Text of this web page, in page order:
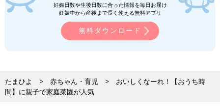
妊娠日数や生後日数に合った情報を毎日お届け
妊娠中から産後まで長く使える無料アプリ
無料ダウンロード
たまひよ 赤ちゃん・育児
おいしくなーれ！【おうち時
間】に親子で家庭菜園が人気